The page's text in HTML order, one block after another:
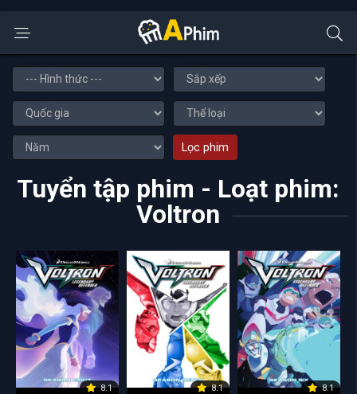
Lọc phim
Tuyển tập phim - Loạt phim:
Voltron
8.1 8.1 8.1